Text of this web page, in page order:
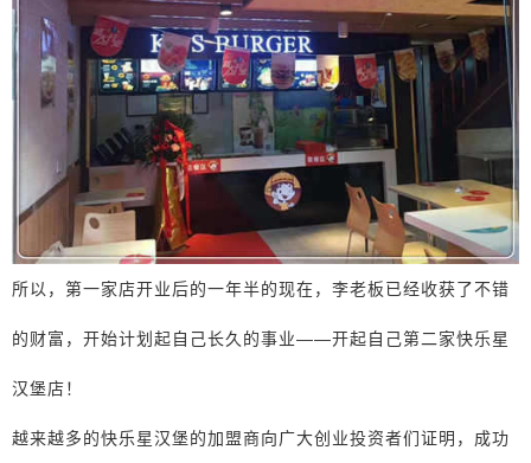
所以，第一家店开业后的一年半的现在，李老板已经收获了不错
的财富，开始计划起自己长久的事业——开起自己第二家快乐星
汉堡店！
越来越多的快乐星汉堡的加盟商向广大创业投资者们证明，成功